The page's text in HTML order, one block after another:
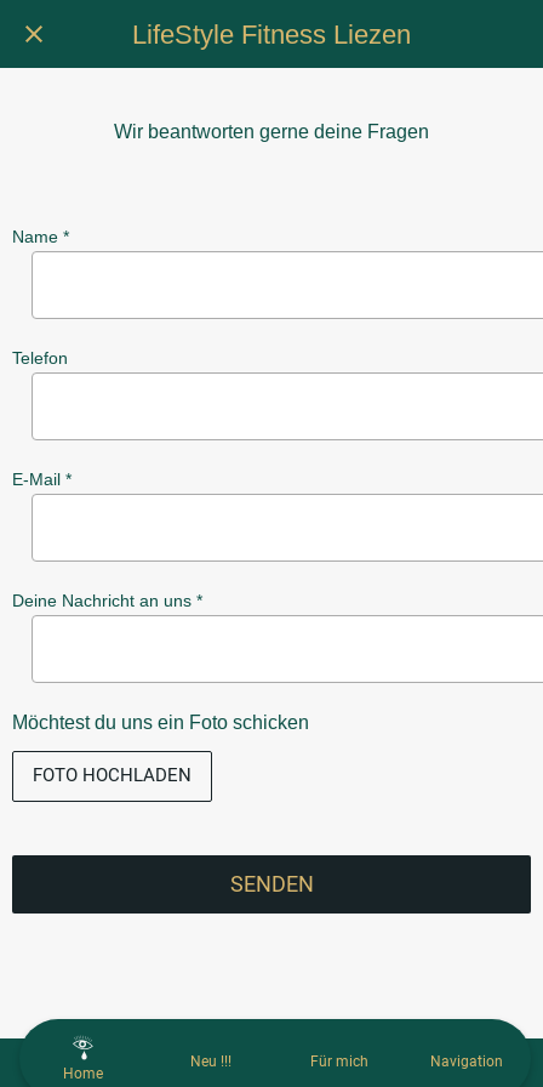
LifeStyle Fitness Liezen
Wir beantworten gerne deine Fragen
Name *
Telefon
E-Mail *
Deine Nachricht an uns *
Möchtest du uns ein Foto schicken
FOTO HOCHLADEN
SENDEN
Home
Neu !!! Für mich Navigation